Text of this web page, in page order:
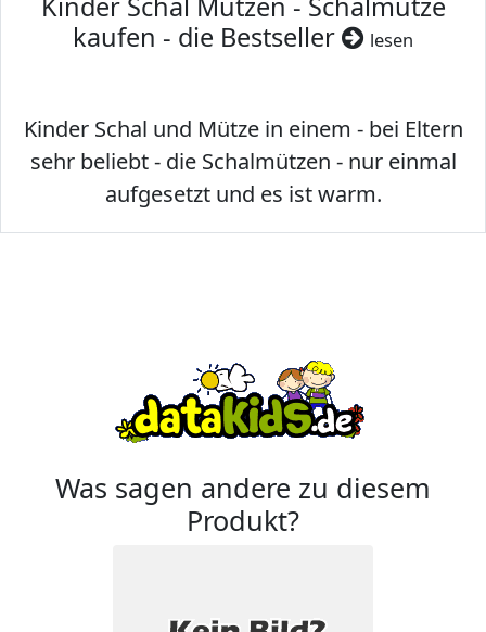
kaufen - die Bestseller
lesen
Kinder Schal und Mütze in einem - bei Eltern
sehr beliebt - die Schalmützen - nur einmal
aufgesetzt und es ist warm.
Was sagen andere zu diesem
Produkt?